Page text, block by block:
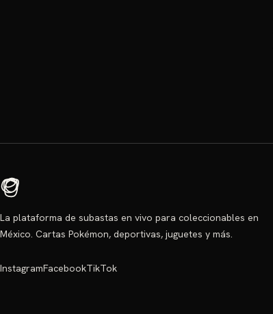
La plataforma de subastas en vivo para coleccionables en
México. Cartas Pokémon, deportivas, juguetes y más.
InstagramFacebookTikTok